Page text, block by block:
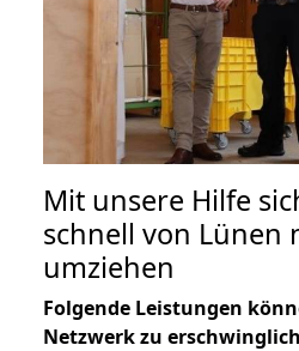
Mit unsere Hilfe
schnell von Lünen
umziehen
Folgende Leistungen
Netzwerk zu